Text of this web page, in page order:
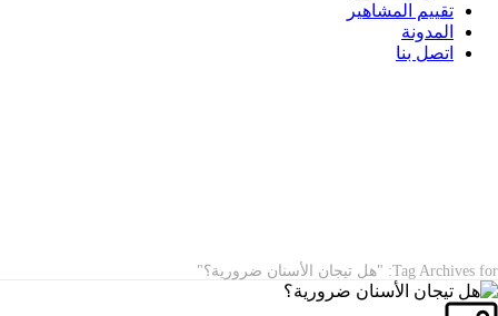
تقييم المشاهير
المدونة
اتصل بنا
Tag Archives for: "هل تيجان الأسنان ضرورية؟"